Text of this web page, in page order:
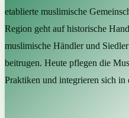
etablierte muslimische
Region geht auf historische
muslimische Händler und
beitrugen. Heute pflegen die
Praktiken und integrieren sich in